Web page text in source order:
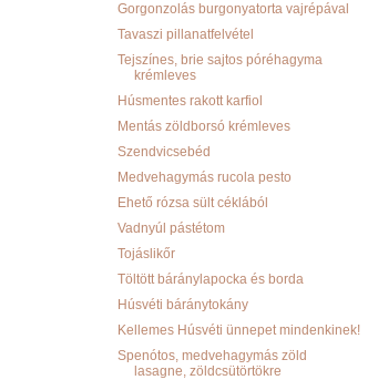
Gorgonzolás burgonyatorta vajrépával
Tavaszi pillanatfelvétel
Tejszínes, brie sajtos póréhagyma
krémleves
Húsmentes rakott karfiol
Mentás zöldborsó krémleves
Szendvicsebéd
Medvehagymás rucola pesto
Ehető rózsa sült céklából
Vadnyúl pástétom
Tojáslikőr
Töltött báránylapocka és borda
Húsvéti báránytokány
Kellemes Húsvéti ünnepet mindenkinek!
Spenótos, medvehagymás zöld
lasagne, zöldcsütörtökre